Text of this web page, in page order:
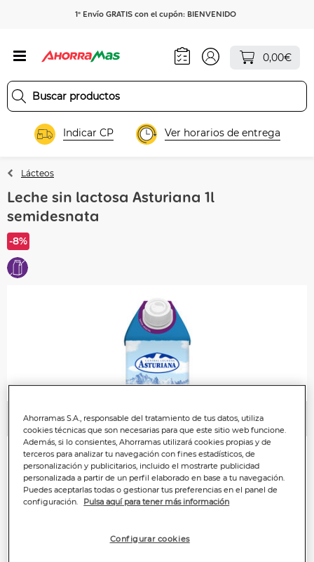
1º Envío GRATIS con el cupón: BIENVENIDO
0,00€
Indicar CP Ver horarios de entrega
Lácteos
Leche sin lactosa Asturiana 1l
semidesnata
-8%
Anterior
Ahorramas S.A., responsable del tratamiento de tus datos, utiliza
cookies técnicas que son necesarias para que este sitio web funcione.
Además, si lo consientes, Ahorramas utilizará cookies propias y de
terceros para analizar tu navegación con fines estadísticos, de
personalización y publicitarios, incluido el mostrarte publicidad
personalizada a partir de un perfil elaborado en base a tu navegación.
Puedes aceptarlas todas o gestionar tus preferencias en el panel de
configuración.
Pulsa aquí para tener más información
Configurar cookies